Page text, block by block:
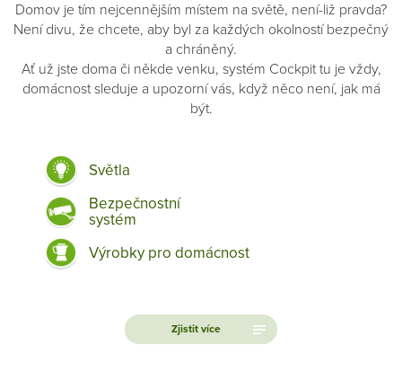
Domov je tím nejcennějším místem na světě, není-liž pravda?
Není divu, že chcete, aby byl za každých okolností bezpečný
a chráněný.
Ať už jste doma či někde venku, systém Cockpit tu je vždy,
domácnost sleduje a upozorní vás, když něco není, jak má
být.
Světla
Bezpečnostní
systém
Výrobky pro domácnost
Zjistit více